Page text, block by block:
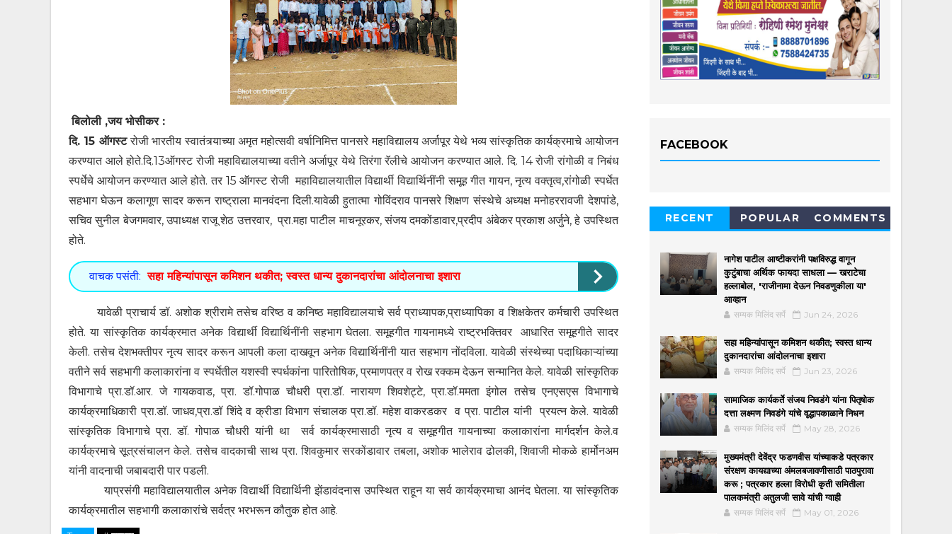
बिलोली ,जय भोसीकर :
दि. 15 ऑगस्टरोजी भारतीय स्वातंत्र्याच्या अमृत महोत्सवी वर्षानिमित्त पानसरे महाविद्यालय अर्जापूर येथे भव्य सांस्कृतिक कार्यक्रमाचे आयोजन
करण्यात आले होते.दि.13ऑगस्ट रोजी महाविद्यालयाच्या वतीने अर्जापूर येथे तिरंगा रॅलीचे आयोजन करण्यात आले. दि. 14 रोजी रांगोळी व निबंध
स्पर्धेचे आयोजन करण्यात आले होते. तर 15 ऑगस्ट रोजी महाविद्यालयातील विद्यार्थी विद्यार्थिनींनी समूह गीत गायन, नृत्य वक्तृत्व,रांगोळी स्पर्धेत
सहभाग घेऊन कलागूण सादर करून राष्ट्राला मानवंदना दिली.यावेळी हुतात्मा गोविंदराव पानसरे शिक्षण संस्थेचे अध्यक्ष मनोहररावजी देशपांडे,
सचिव सुनील बेजगमवार, उपाध्यक्ष राजू शेठ उत्तरवार, प्रा.महा पाटील माचनूरकर, संजय दमकोंडावार,प्रदीप अंबेकर प्रकाश अर्जुने, हे उपस्थित
होते.
वाचक पसंती: सहा महिन्यांपासून कमिशन थकीत; स्वस्त धान्य दुकानदारांचा आंदोलनाचा इशारा
यावेळी प्राचार्य डॉ. अशोक श्रीरामे तसेच वरिष्ठ व कनिष्ठ महाविद्यालयाचे सर्व प्राध्यापक,प्राध्यापिका व शिक्षकेतर कर्मचारी उपस्थित
होते. या सांस्कृतिक कार्यक्रमात अनेक विद्यार्थी विद्यार्थिनींनी सहभाग घेतला. समूहगीत गायनामध्ये राष्ट्रभक्तिवर आधारित समूहगीते सादर
केली. तसेच देशभक्तीपर नृत्य सादर करून आपली कला दाखवून अनेक विद्यार्थिनींनी यात सहभाग नोंदविला. यावेळी संस्थेच्या पदाधिकाऱ्यांच्या
वतीने सर्व सहभागी कलाकारांना व स्पर्धेतील यशस्वी स्पर्धकांना पारितोषिक, प्रमाणपत्र व रोख रक्कम देऊन सन्मानित केले. यावेळी सांस्कृतिक
विभागाचे प्रा.डॉ.आर. जे गायकवाड, प्रा. डॉ.गोपाळ चौधरी प्रा.डॉ. नारायण शिवशेट्टे, प्रा.डॉ.ममता इंगोल तसेच एनएसएस विभागाचे
कार्यक्रमाधिकारी प्रा.डॉ. जाधव,प्रा.डॉ शिंदे व क्रीडा विभाग संचालक प्रा.डॉ. महेश वाकरडकर व प्रा. पाटील यांनी प्रयत्न केले. यावेळी
सांस्कृतिक विभागाचे प्रा. डॉ. गोपाळ चौधरी यांनी था सर्व कार्यक्रमासाठी नृत्य व समूहगीत गायनाच्या कलाकारांना मार्गदर्शन केले.व
कार्यक्रमाचे सूत्रसंचालन केले. तसेच वादकाची साथ प्रा. शिवकुमार सरकोंडावार तबला, अशोक भालेराव ढोलकी, शिवाजी मोकळे हार्मोनअम
यांनी वादनाची जबाबदारी पार पडली.
याप्रसंगी महाविद्यालयातील अनेक विद्यार्थी विद्यार्थिनी झेंडावंदनास उपस्थित राहून या सर्व कार्यक्रमाचा आनंद घेतला. या सांस्कृतिक
कार्यक्रमातील सहभागी कलाकारांचे सर्वत्र भरभरून कौतुक होत आहे.
FACEBOOK
RECENT POPULAR COMMENTS
नागेश पाटील आष्टीकरांनी पक्षविरुद्ध वागून
कुटुंबाचा अर्थिक फायदा साधला — खराटेचा
हल्लाबोल, 'राजीनामा देऊन निवडणुकीला या'
आव्हान
सम्यक मिलिंद सर्पे Jun 24, 2026
सहा महिन्यांपासून कमिशन थकीत; स्वस्त धान्य
दुकानदारांचा आंदोलनाचा इशारा
सम्यक मिलिंद सर्पे Jun 23, 2026
सामाजिक कार्यकर्ते संजय निवडंगे यांना पितृषोक
दत्ता लक्ष्मण निवडंगे यांचे वृद्धापकाळाने निधन
सम्यक मिलिंद सर्पे May 28, 2026
मुख्यमंत्री देवेंद्र फडणवीस यांच्याकडे पत्रकार
संरक्षण कायद्याच्या अंमलबजावणीसाठी पाठपुरावा
करू ; पत्रकार हल्ला विरोधी कृती समितीला
पालकमंत्री अतुलजी सावे यांची ग्वाही
सम्यक मिलिंद सर्पे May 01, 2026